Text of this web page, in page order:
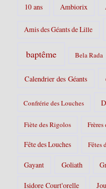
10 ans Ambiorix
Amis des Géants de Lille
baptême Bela Rada
Calendrier des Géants
Confrérie des Louches
Fiète des Rigolos Frères
Fête des Louches Fêtes
Gayant Goliath
Isidore Court'orelle